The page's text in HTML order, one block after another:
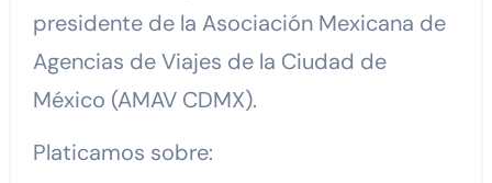
presidente de la Asociación Mexicana de
Agencias de Viajes de la Ciudad de
México (AMAV CDMX).
Platicamos sobre: